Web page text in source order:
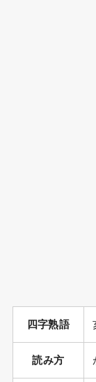
四字熟語
読み方